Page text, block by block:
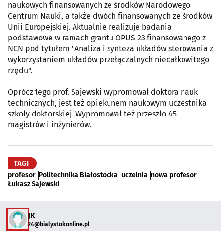
naukowych finansowanych ze środków Narodowego
Centrum Nauki, a także dwóch finansowanych ze środków
Unii Europejskiej. Aktualnie realizuje badania
podstawowe w ramach grantu OPUS 23 finansowanego z
NCN pod tytułem "Analiza i synteza układów sterowania z
wykorzystaniem układów przełączalnych niecałkowitego
rzędu".
Oprócz tego prof. Sajewski wypromował doktora nauk
technicznych, jest też opiekunem naukowym uczestnika
szkoły doktorskiej. Wypromował też przeszło 45
magistrów i inżynierów.
TAGI
profesor Politechnika Białostocka uczelnia nowa profesor
Łukasz Sajewski
JK
24@bialystokonline.pl